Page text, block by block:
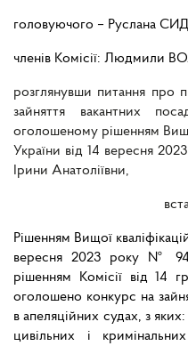
головуючого – Руслана
членів Комісії:
розглянувши питання про
зайняття вакантних
оголошеному рішенням
України від 14 вересня
Ірини Анатоліївни,
Рішенням Вищої
вересня 2023 року № 94/
рішенням Комісії від 14
оголошено конкурс на
в апеляційних судах, з
цивільних і